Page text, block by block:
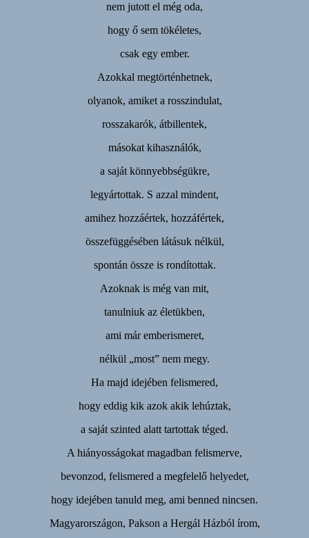
nem jutott el még oda,
hogy ő sem tökéletes,
csak egy ember.
Azokkal megtörténhetnek,
olyanok, amiket a rosszindulat,
rosszakarók, átbillentek,
másokat kihasználók,
a saját könnyebbségükre,
legyártottak. S azzal mindent,
amihez hozzáértek, hozzáfértek,
összefüggésében látásuk nélkül,
spontán össze is rondítottak.
Azoknak is még van mit,
tanulniuk az életükben,
ami már emberismeret,
nélkül „most” nem megy.
Ha majd idejében felismered,
hogy eddig kik azok akik lehúztak,
a saját szinted alatt tartottak téged.
A hiányosságokat magadban felismerve,
bevonzod, felismered a megfelelő helyedet,
hogy idejében tanuld meg, ami benned nincsen.
Magyarországon, Pakson a Hergál Házból írom,